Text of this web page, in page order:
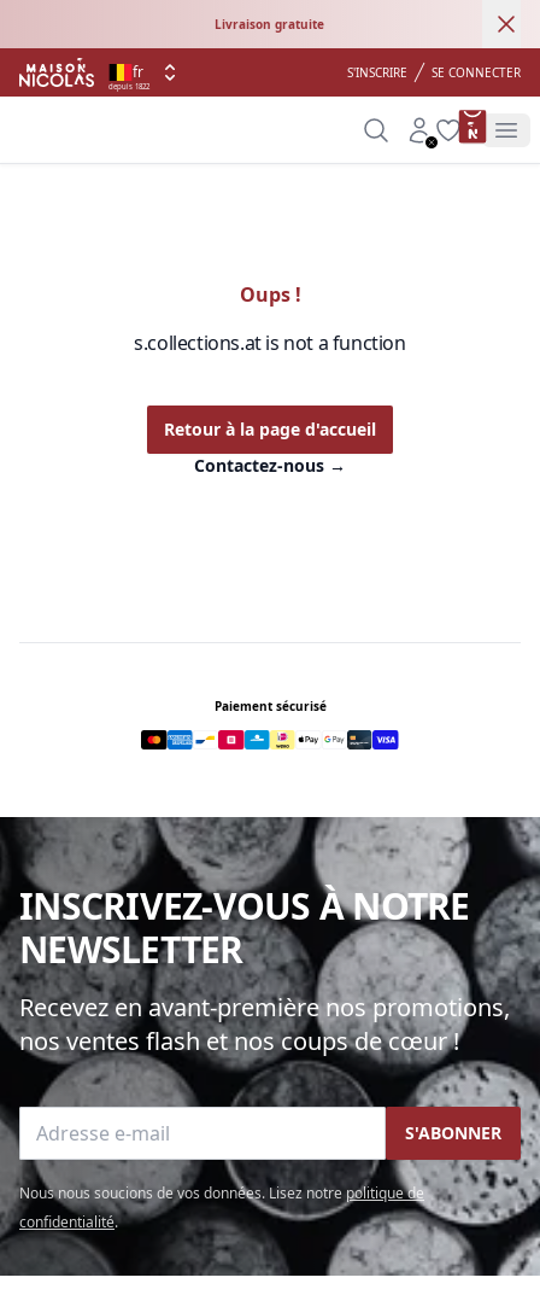
Livraison gratuite
depuis 1822
fr S'INSCRIRE SE CONNECTER
SearchAccount
Wishlist
Oups !
s.collections.at is not a function
Retour à la page d'accueil
Contactez-nous →
Paiement sécurisé
INSCRIVEZ-VOUS À NOTRE
NEWSLETTER
Recevez en avant-première nos promotions,
nos ventes flash et nos coups de cœur !
Adresse e-mail S'ABONNER
Nous nous soucions de vos données. Lisez notre politique de
confidentialité.